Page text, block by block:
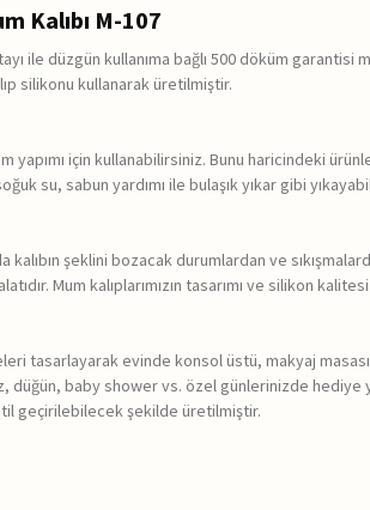
Kalıbı M-107
ile düzgün kullanıma bağlı 500 döküm garantisi
silikonu kullanarak üretilmiştir.
yapımı için kullanabilirsiniz. Bunu haricindeki
su, sabun yardımı ile bulaşık yıkar gibi
kalıbın şeklini bozacak durumlardan ve
Mum kalıplarımızın tasarımı ve silikon
tasarlayarak evinde konsol üstü, makyaj
düğün, baby shower vs. özel günlerinizde hediye
geçirilebilecek şekilde üretilmiştir.